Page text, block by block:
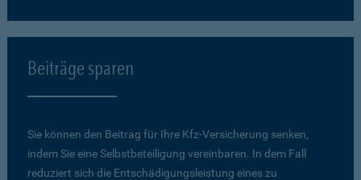
Beiträge sparen
Sie können den Beitrag für Ihre Kfz-Versicherung senken,
indem Sie eine Selbstbeteiligung vereinbaren. In dem Fall
reduziert sich die Entschädigungsleistung eines zu